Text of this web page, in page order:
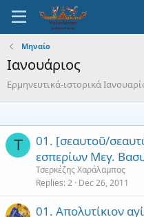
Μηναίο
Ιανουάριος
Ερμηνευτικά-ιστορικά
Τ
01. [σεαυτοῦ/
εσπερίων Μεγ.
Τσερκέζης Χαράλαμπος
Replies 2 Dec 26, 2011
01. Απολυτίκιον